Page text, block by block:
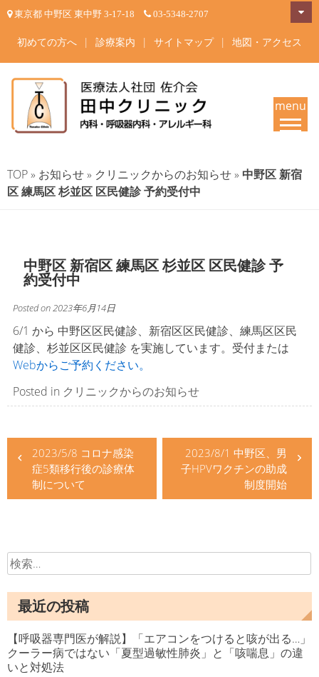
Skip
content
東京都 中野区 東中野 3-17-18 03-5348-2707
初めての方へ | 診療案内 | サイトマップ | 地図・アクセス
田中クリニック-中野区東中野
の内科・呼吸器内科・アレル
ギー科 専門医が診療
患・睡眠時無呼吸症候群・在宅酸素療法 東中野駅・落合駅徒歩4分 | 内科
専門医・呼吸器内科専門医・アレルギー専門医が治療いたします。
menu
TOP» お知らせ» クリニックからのお知らせ» 中野区 新宿
区 練馬区 杉並区 区民健診 予約受付中
中野区 新宿区 練馬区 杉並区 区民健診 予
約受付中
Posted on2023年6月14日
6/1 から 中野区区民健診、新宿区区民健診、練馬区区民
健診、杉並区区民健診 を実施しています。受付または
Webからご予約ください。
Posted in クリニックからのお知らせ
投
稿
ー
シ
ョ
ン
2023/5/8 コロナ感染
症5類移行後の診療体
制について
2023/8/1 中野区、男
子HPVワクチンの助成
制度開始
検
索:
最近の投稿
【呼吸器専門医が解説】「エアコンをつけると咳が出る…」
クーラー病ではない「夏型過敏性肺炎」と「咳喘息」の違
いと対処法